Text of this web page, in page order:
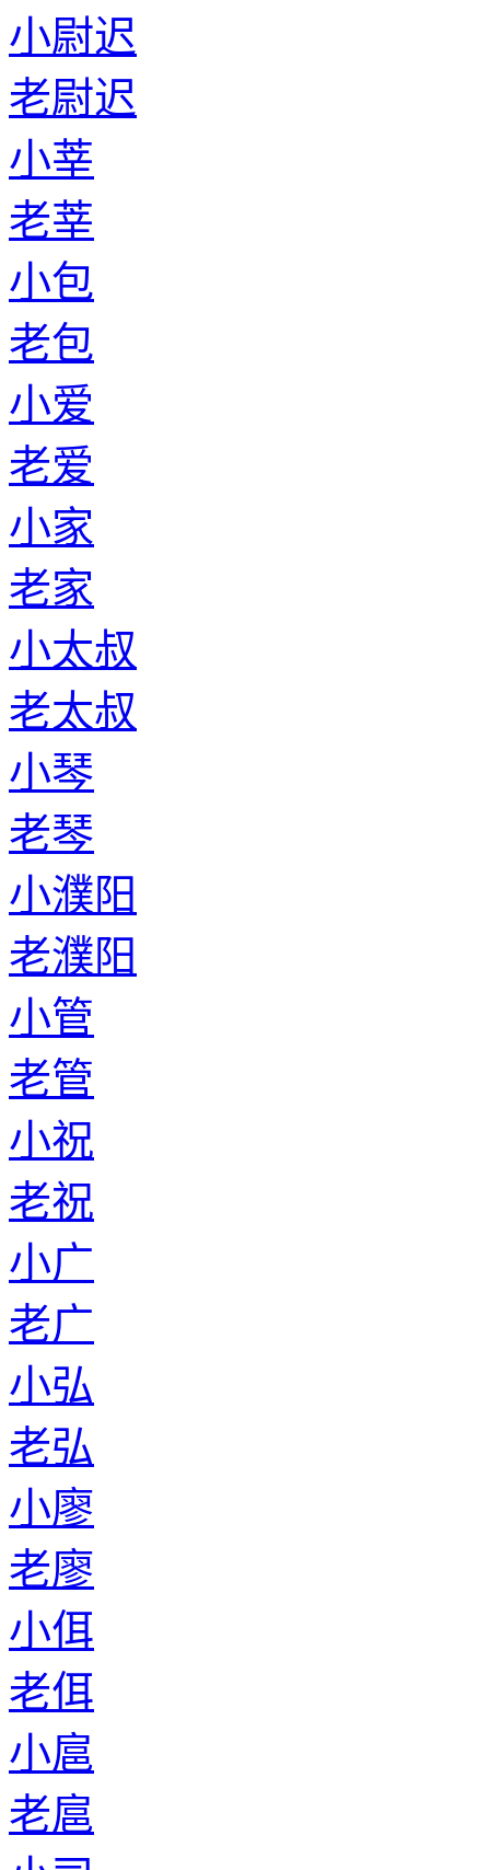
小尉迟
老尉迟
小莘
老莘
小包
老包
小爱
老爱
小家
老家
小太叔
老太叔
小琴
老琴
小濮阳
老濮阳
小管
老管
小祝
老祝
小广
老广
小弘
老弘
小廖
老廖
小佴
老佴
小扈
老扈